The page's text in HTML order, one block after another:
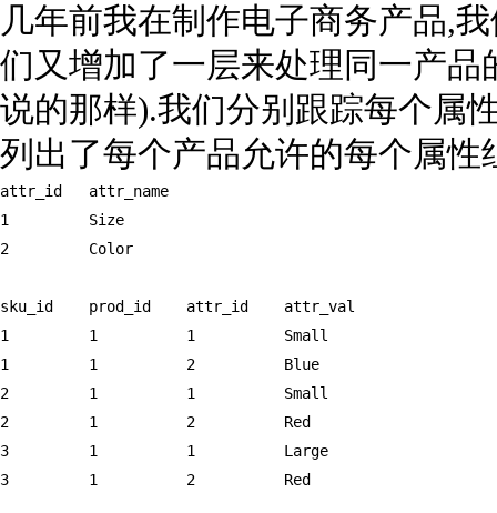
几年前我在制作电子商务产品,
们又增加了一层来处理同一产
说的那样).我们分别跟踪每个属
列出了每个产品允许的每个属性
attr_id   attr_name
1         Size
2         Color
sku_id    prod_id    attr_id    attr_val
1         1          1          Small
1         1          2          Blue
2         1          1          Small
2         1          2          Red
3         1          1          Large
3         1          2          Red